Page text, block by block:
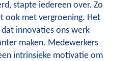
stapte iedereen over. Zo
ook met vergroening. Het
innovaties ons werk
maken. Medewerkers
intrinsieke motivatie om